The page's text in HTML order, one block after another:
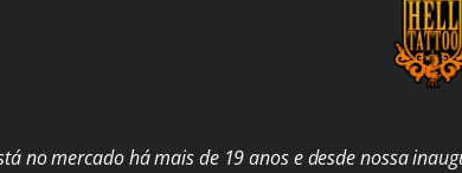
no mercado há mais de 19 anos e desde nossa